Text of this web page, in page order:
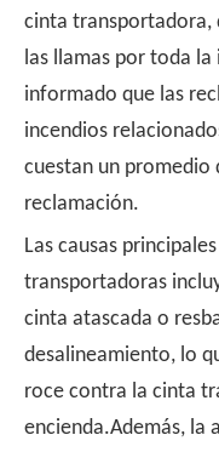
cinta transportadora,
las llamas por toda la
informado que las
incendios
cuestan un promedio
reclamación.
Las causas
transportadoras
cinta atascada o
desalineamiento, lo
roce contra la cinta
encienda.Además, la